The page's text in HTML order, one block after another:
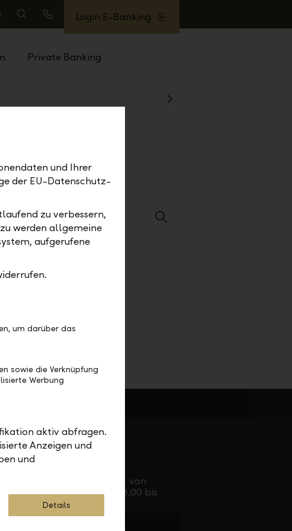
Suche
Anrufen
Login E-Banking
Private Banking
Weiter
für Sie da
Telefonisch erreichbar von
Montag bis Freitag, 08.00 bis
17.30 Uhr
+423 236 88 11
und Ihrer
der EU-Datenschutz-
zu verbessern,
werden allgemeine
aufgerufene
um darüber das
sowie die Verknüpfung
Werbung
aktiv abfragen.
Anzeigen und
und
Details